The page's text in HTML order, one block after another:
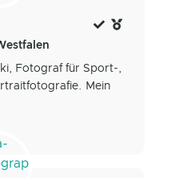
Fotograf für Sport-,
Mein